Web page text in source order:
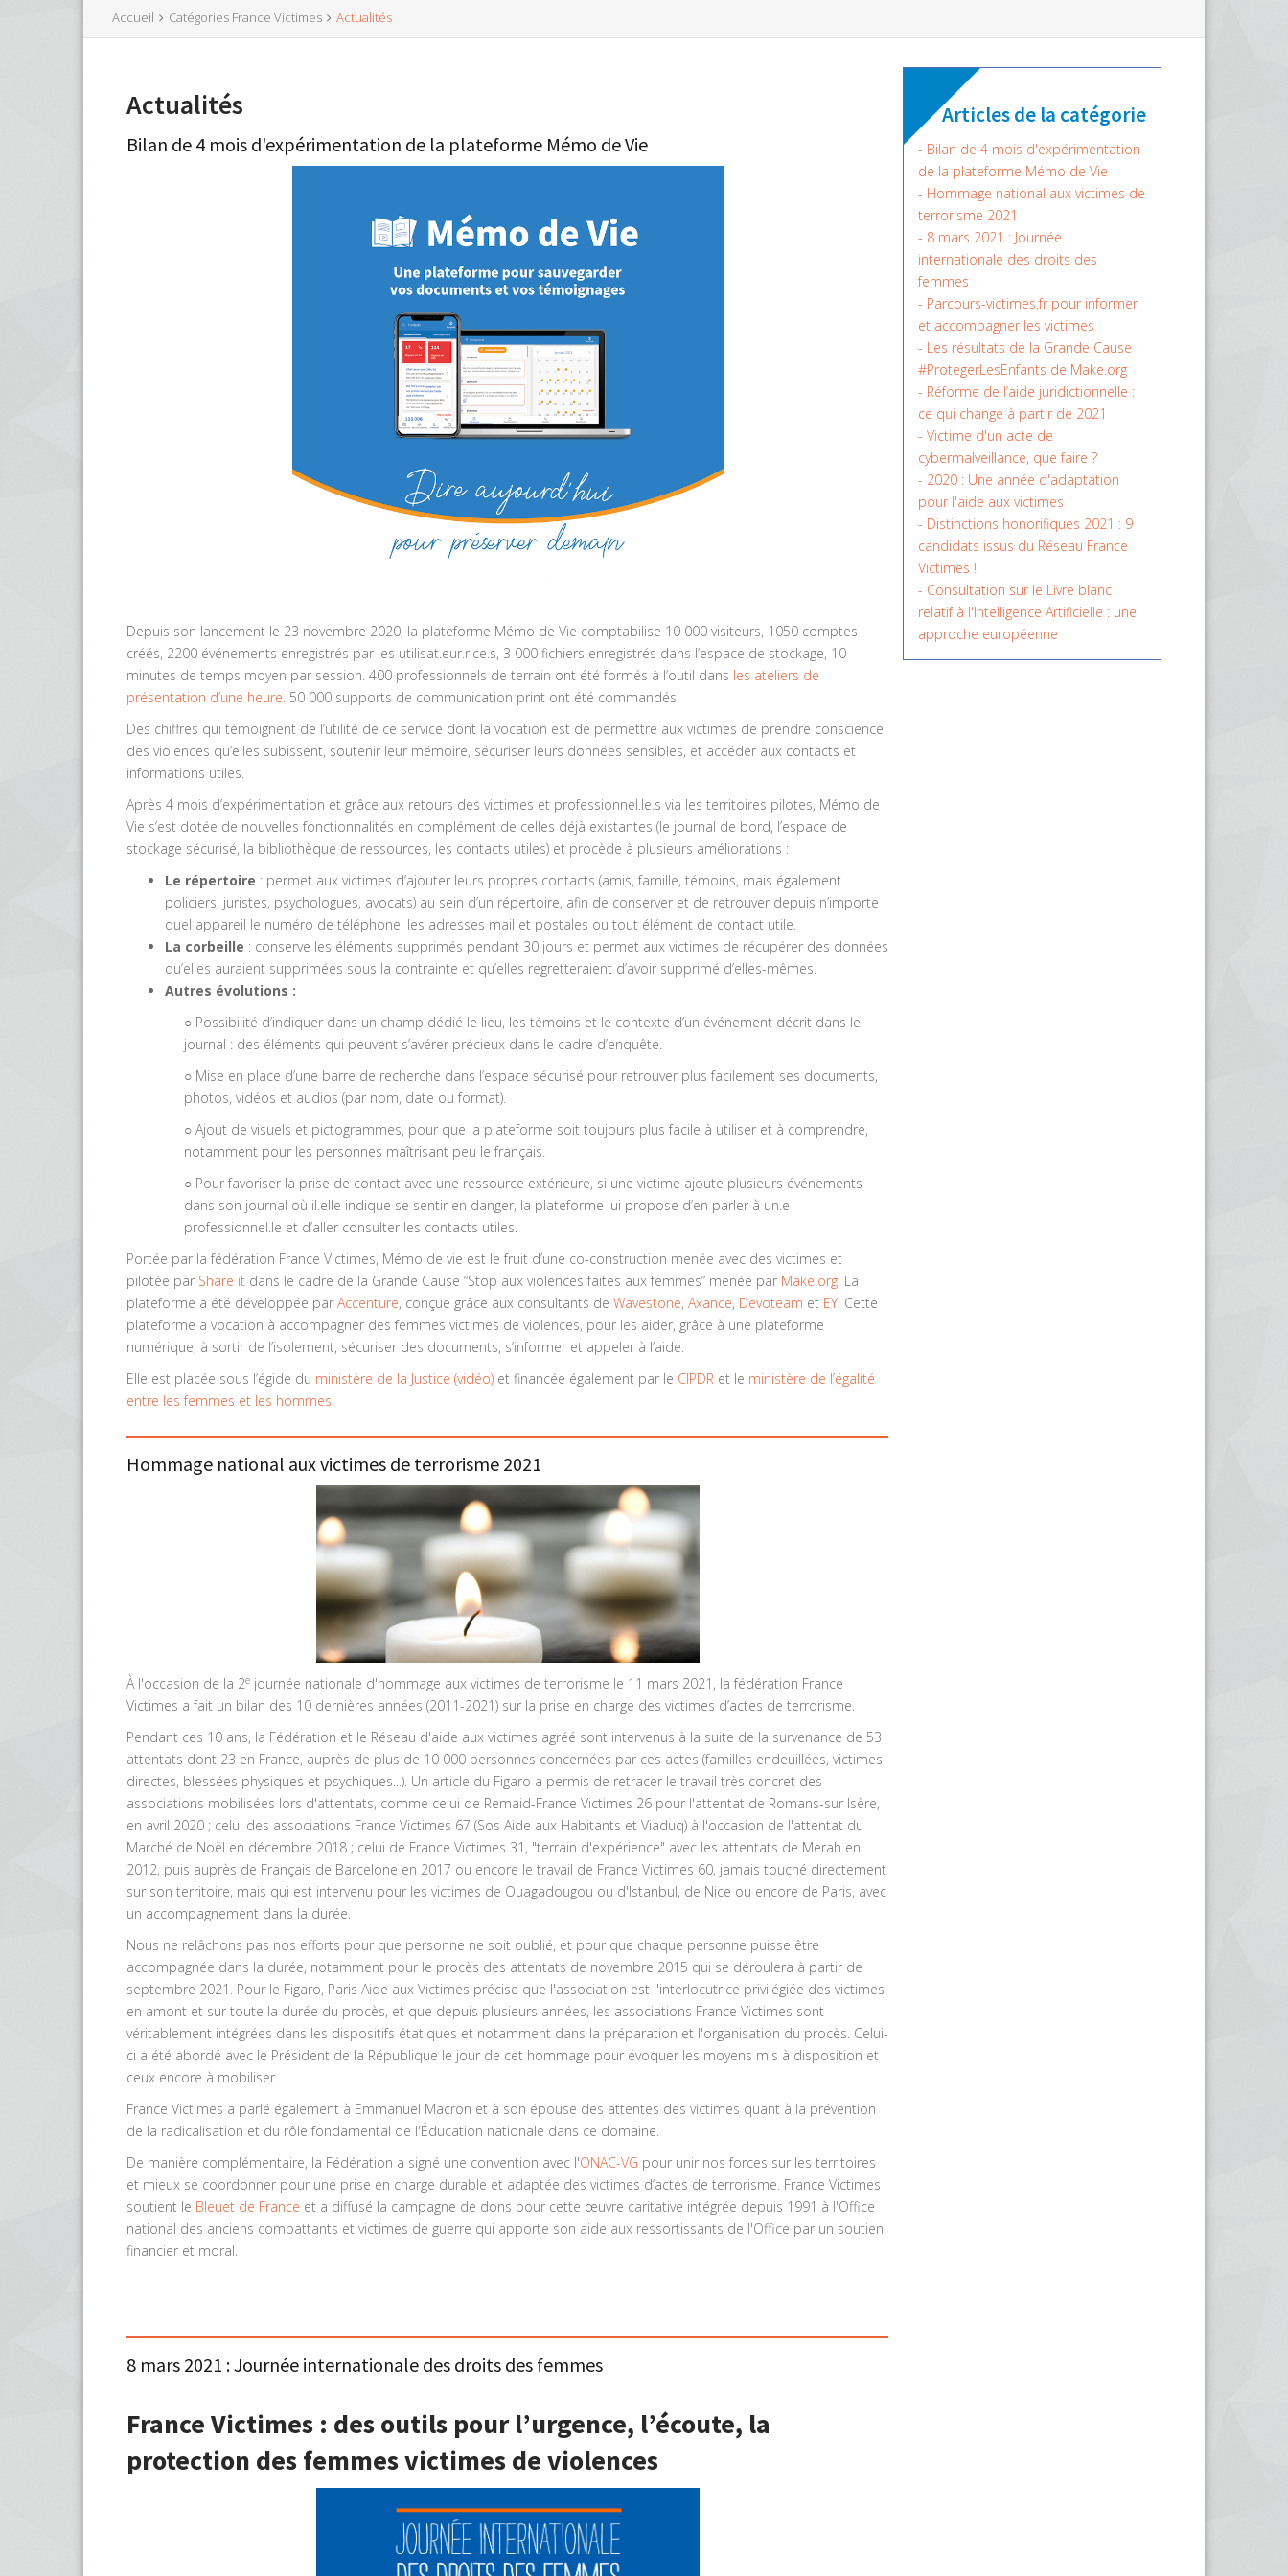
Accueil Catégories France Victimes Actualités
Actualités
Bilan de 4 mois d'expérimentation de la plateforme Mémo de Vie
Depuis son lancement le 23 novembre 2020, la plateforme Mémo de Vie comptabilise 10 000 visiteurs, 1050 comptes
créés, 2200 événements enregistrés par les utilisat.eur.rice.s, 3 000 fichiers enregistrés dans l’espace de stockage, 10
minutes de temps moyen par session. 400 professionnels de terrain ont été formés à l’outil dans les ateliers de
présentation d’une heure . 50 000 supports de communication print ont été commandés.
Des chiffres qui témoignent de l’utilité de ce service dont la vocation est de permettre aux victimes de prendre conscience
des violences qu’elles subissent, soutenir leur mémoire, sécuriser leurs données sensibles, et accéder aux contacts et
informations utiles.
Après 4 mois d’expérimentation et grâce aux retours des victimes et professionnel.le.s via les territoires pilotes, Mémo de
Vie s’est dotée de nouvelles fonctionnalités en complément de celles déjà existantes (le journal de bord, l’espace de
stockage sécurisé, la bibliothèque de ressources, les contacts utiles) et procède à plusieurs améliorations :
Le répertoire : permet aux victimes d’ajouter leurs propres contacts (amis, famille, témoins, mais également
policiers, juristes, psychologues, avocats) au sein d’un répertoire, afin de conserver et de retrouver depuis n’importe
quel appareil le numéro de téléphone, les adresses mail et postales ou tout élément de contact utile.
La corbeille : conserve les éléments supprimés pendant 30 jours et permet aux victimes de récupérer des données
qu’elles auraient supprimées sous la contrainte et qu’elles regretteraient d’avoir supprimé d’elles-mêmes.
Autres évolutions :
○ Possibilité d’indiquer dans un champ dédié le lieu, les témoins et le contexte d’un événement décrit dans le
journal : des éléments qui peuvent s’avérer précieux dans le cadre d’enquête.
○ Mise en place d’une barre de recherche dans l’espace sécurisé pour retrouver plus facilement ses documents,
photos, vidéos et audios (par nom, date ou format).
○ Ajout de visuels et pictogrammes, pour que la plateforme soit toujours plus facile à utiliser et à comprendre,
notamment pour les personnes maîtrisant peu le français.
○ Pour favoriser la prise de contact avec une ressource extérieure, si une victime ajoute plusieurs événements
dans son journal où il.elle indique se sentir en danger, la plateforme lui propose d’en parler à un.e
professionnel.le et d’aller consulter les contacts utiles.
Portée par la fédération France Victimes, Mémo de vie est le fruit d’une co-construction menée avec des victimes et
pilotée par Share it dans le cadre de la Grande Cause “Stop aux violences faites aux femmes” menée par Make.org . La
plateforme a été développée par Accenture, conçue grâce aux consultants de Wavestone, Axance, Devoteam et EY . Cette
plateforme a vocation à accompagner des femmes victimes de violences, pour les aider, grâce à une plateforme
numérique, à sortir de l’isolement, sécuriser des documents, s’informer et appeler à l’aide.
Elle est placée sous l’égide du ministère de la Justice (vidéo) et financée également par le CIPDR et le ministère de l’égalité
entre les femmes et les hommes.
Hommage national aux victimes de terrorisme 2021
À l'occasion de la 2e journée nationale d'hommage aux victimes de terrorisme le 11 mars 2021, la fédération France
Victimes a fait un bilan des 10 dernières années (2011-2021) sur la prise en charge des victimes d’actes de terrorisme.
Pendant ces 10 ans, la Fédération et le Réseau d'aide aux victimes agréé sont intervenus à la suite de la survenance de 53
attentats dont 23 en France, auprès de plus de 10 000 personnes concernées par ces actes (familles endeuillées, victimes
directes, blessées physiques et psychiques...). Un article du Figaro a permis de retracer le travail très concret des
associations mobilisées lors d'attentats, comme celui de Remaid-France Victimes 26 pour l'attentat de Romans-sur Isère,
en avril 2020 ; celui des associations France Victimes 67 (Sos Aide aux Habitants et Viaduq) à l'occasion de l'attentat du
Marché de Noël en décembre 2018 ; celui de France Victimes 31, "terrain d'expérience" avec les attentats de Merah en
2012, puis auprès de Français de Barcelone en 2017 ou encore le travail de France Victimes 60, jamais touché directement
sur son territoire, mais qui est intervenu pour les victimes de Ouagadougou ou d'Istanbul, de Nice ou encore de Paris, avec
un accompagnement dans la durée.
Nous ne relâchons pas nos efforts pour que personne ne soit oublié, et pour que chaque personne puisse être
accompagnée dans la durée, notamment pour le procès des attentats de novembre 2015 qui se déroulera à partir de
septembre 2021. Pour le Figaro, Paris Aide aux Victimes précise que l'association est l'interlocutrice privilégiée des victimes
en amont et sur toute la durée du procès, et que depuis plusieurs années, les associations France Victimes sont
véritablement intégrées dans les dispositifs étatiques et notamment dans la préparation et l'organisation du procès. Celui-
ci a été abordé avec le Président de la République le jour de cet hommage pour évoquer les moyens mis à disposition et
ceux encore à mobiliser.
France Victimes a parlé également à Emmanuel Macron et à son épouse des attentes des victimes quant à la prévention
de la radicalisation et du rôle fondamental de l'Éducation nationale dans ce domaine.
De manière complémentaire, la Fédération a signé une convention avec l'ONAC-VG pour unir nos forces sur les territoires
et mieux se coordonner pour une prise en charge durable et adaptée des victimes d’actes de terrorisme. France Victimes
soutient le Bleuet de France et a diffusé la campagne de dons pour cette œuvre caritative intégrée depuis 1991 à l'Office
national des anciens combattants et victimes de guerre qui apporte son aide aux ressortissants de l'Office par un soutien
financier et moral.
8 mars 2021 : Journée internationale des droits des femmes
France Victimes : des outils pour l’urgence, l’écoute, la
protection des femmes victimes de violences
Articles de la catégorie
- Bilan de 4 mois d'expérimentation
de la plateforme Mémo de Vie
- Hommage national aux victimes de
terrorisme 2021
- 8 mars 2021 : Journée
internationale des droits des
femmes
- Parcours-victimes.fr pour informer
et accompagner les victimes
- Les résultats de la Grande Cause
#ProtegerLesEnfants de Make.org
- Réforme de l’aide juridictionnelle :
ce qui change à partir de 2021
- Victime d'un acte de
cybermalveillance, que faire ?
- 2020 : Une année d'adaptation
pour l'aide aux victimes
- Distinctions honorifiques 2021 : 9
candidats issus du Réseau France
Victimes !
- Consultation sur le Livre blanc
relatif à l'Intelligence Artificielle : une
approche européenne